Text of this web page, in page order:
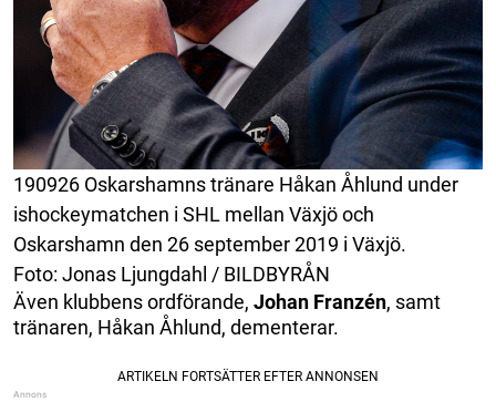
190926 Oskarshamns tränare Håkan Åhlund under
ishockeymatchen i SHL mellan Växjö och
Oskarshamn den 26 september 2019 i Växjö.
Foto: Jonas Ljungdahl / BILDBYRÅN
Även klubbens ordförande, Johan Franzén, samt
tränaren, Håkan Åhlund, dementerar.